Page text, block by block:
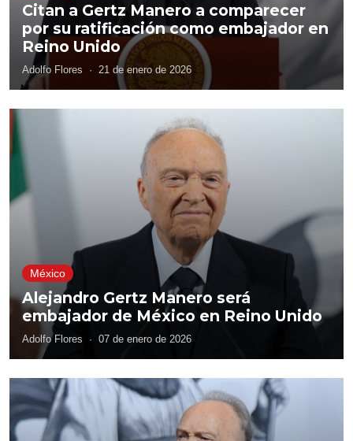
Citan a Gertz Manero a comparecer
por su ratificación como embajador en
Reino Unido
Adolfo Flores · 21 de enero de 2026
México
Alejandro Gertz Manero será
embajador de México en Reino Unido
Adolfo Flores · 07 de enero de 2026